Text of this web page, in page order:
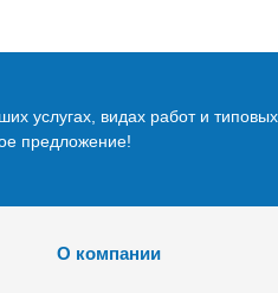
услугах, видах работ и
предложение!
О компании